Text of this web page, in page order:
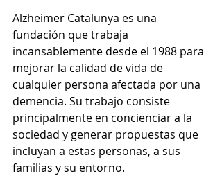
Alzheimer Catalunya es una
fundación que trabaja
incansablemente desde el 1988 para
mejorar la calidad de vida de
cualquier persona afectada por una
demencia. Su trabajo consiste
principalmente en concienciar a la
sociedad y generar propuestas que
incluyan a estas personas, a sus
familias y su entorno.